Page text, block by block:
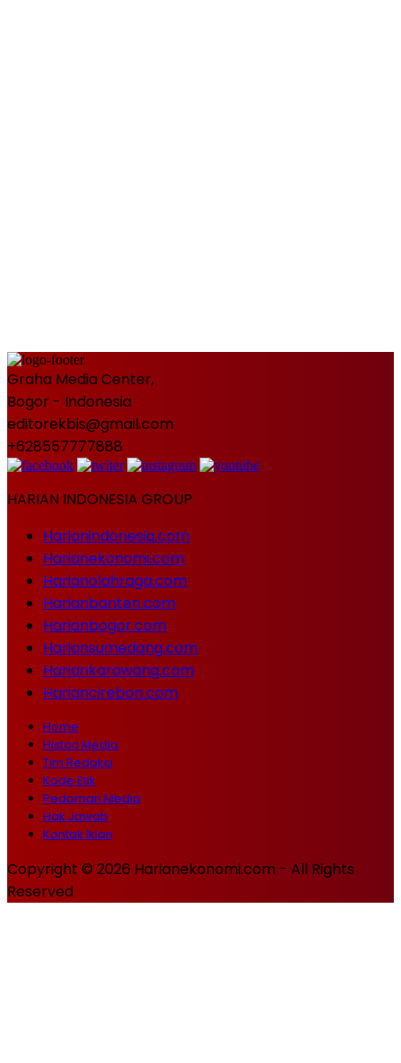
Graha Media Center,
Bogor - Indonesia
editorekbis@gmail.com
+628557777888
HARIAN INDONESIA GROUP
Harianindonesia.com
Harianekonomi.com
Harianolahraga.com
Harianbanten.com
Harianbogor.com
Hariansumedang.com
Hariankarawang.com
Hariancirebon.com
Home
Histori Media
Tim Redaksi
Kode Etik
Pedoman Media
Hak Jawab
Kontak Iklan
Copyright © 2026 Harianekonomi.com - All Rights
Reserved